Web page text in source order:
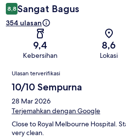
8,8 Sangat Bagus
354 ulasan
9,4
Kebersihan
8,6
Lokasi
Ulasan
Ulasan terverifikasi
10/10 Sempurna
28 Mar 2026
Terjemahkan dengan Google
Close to Royal Melbourne Hospital.
very clean.